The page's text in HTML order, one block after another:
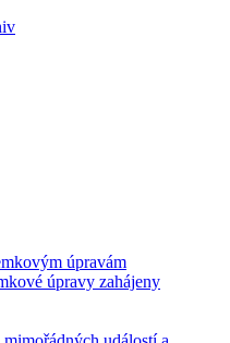
úpravám
úpravy zahájeny